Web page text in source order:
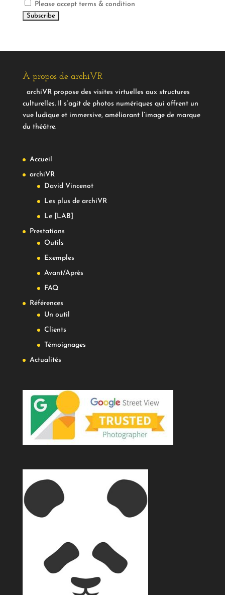
Please accept terms & condition
À propos de archiVR
archiVR propose des visites virtuelles aux structures
culturelles. Il s’agit de photos numériques qui offrent un
vue ludique et immersive, améliorant l’image de marque
du théâtre.
Accueil
archiVR
David Vincenot
Les plus de archiVR
Le [LAB]
Prestations
Outils
Exemples
Avant/Après
FAQ
Références
Un outil
Clients
Témoignages
Actualités